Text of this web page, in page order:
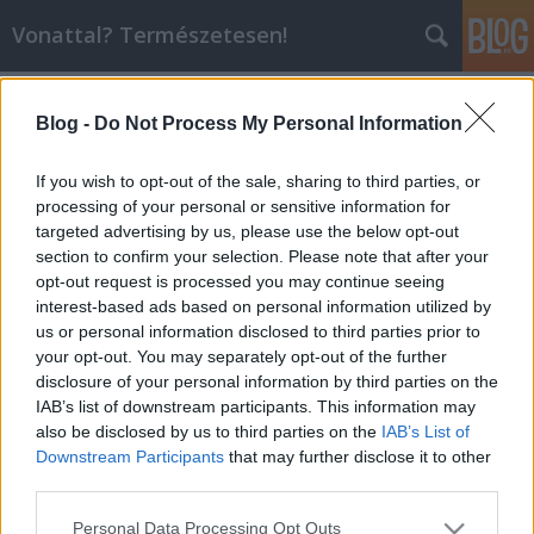
Blog - Do Not Process My Personal Information
If you wish to opt-out of the sale, sharing to third parties, or
processing of your personal or sensitive information for
targeted advertising by us, please use the below opt-out
section to confirm your selection. Please note that after your
opt-out request is processed you may continue seeing
interest-based ads based on personal information utilized by
us or personal information disclosed to third parties prior to
your opt-out. You may separately opt-out of the further
disclosure of your personal information by third parties on the
IAB’s list of downstream participants. This information may
also be disclosed by us to third parties on the IAB’s List of
Downstream Participants that may further disclose it to other
Please note that this website/app uses one or more Google
Personal Data Processing Opt Outs
Vonattal? Természetesen!
Balogh Zsolt•2014. április 19.
A déli félgömbön található latin-amerikai Brazília
201 millió lakosával jelentős erőt képvisel,
gazdaságát a világ első nyolc gazdasági potenciálja
közt tartják nyilván. A GDP alapján a világranglistán
a hetedik, megelőzve olyan országokat, mint
Oroszország, Olaszország…
Panama vasútja
Balogh Zsolt•2014. január 10.